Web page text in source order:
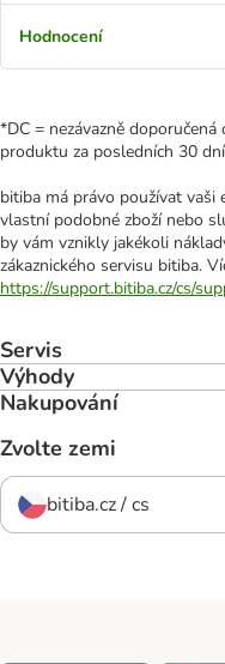
Hodnocení
*DC = nezávazně
produktu za posledních 30
bitiba má právo používat vaši
vlastní podobné zboží nebo
by vám vznikly jakékoli
zákaznického servisu bitiba.
https://support.bitiba.cz/cs/
Servis
Výhody
Nakupování
Zvolte zemi
bitiba.cz / cs